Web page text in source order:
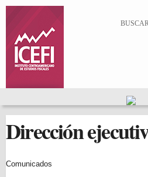
principal
Dirección
Comunicados